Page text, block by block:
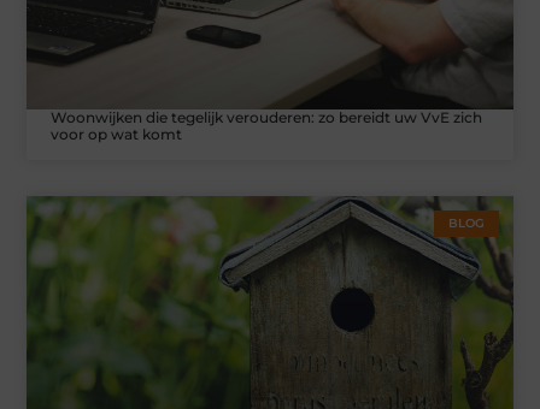
Woonwijken die tegelijk verouderen: zo bereidt uw VvE zich
voor op wat komt
BLOG